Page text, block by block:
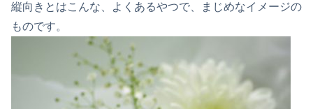
縦向きとはこんな、よくあるやつで、まじめなイメージの
ものです。